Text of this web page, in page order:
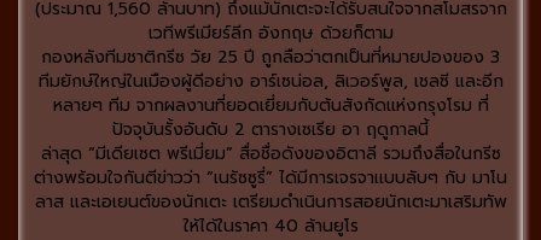
(ประมาณ 1,560 ล้านบาท) ถึงแม้นักเตะจะได้รับสนใจจากสโมสรจาก
เวทีพรีเมียร์ลีก อังกฤษ ด้วยก็ตาม
กองหลังทีมชาติกรีซ วัย 25 ปี ถูกลือว่าตกเป็นที่หมายปองของ 3
ทีมยักษ์ใหญ่ในเมืองผู้ดีอย่าง อาร์เซน่อล, ลิเวอร์พูล, เชลซี และอีก
หลายๆ ทีม จากผลงานที่ยอดเยี่ยมกับต้นสังกัดแห่งกรุงโรม ที่
ปัจจุบันรั้งอันดับ 2 ตารางเซเรีย อา ฤดูกาลนี้
ล่าสุด “มีเดียเซต พรีเมี่ยม” สื่อชื่อดังของอิตาลี รวมถึงสื่อในกรีซ
ต่างพร้อมใจกันตีข่าวว่า “เนรัซซูรี่” ได้มีการเจรจาแบบลับๆ กับ มาโน
ลาส และเอเยนต์ของนักเตะ เตรียมดำเนินการสอยนักเตะมาเสริมทัพ
ให้ได้ในราคา 40 ล้านยูโร